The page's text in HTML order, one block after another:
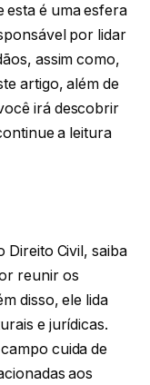
esta é uma esfera
por lidar
assim como,
artigo, além de
irá descobrir
a leitura
Direito Civil, saiba
reunir os
disso, ele lida
e jurídicas.
cuida de
aos